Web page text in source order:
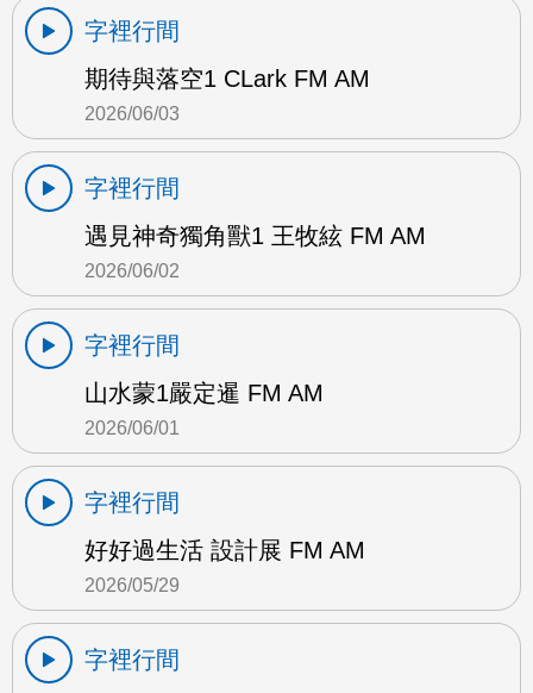
字裡行間
期待與落空1 CLark FM AM
2026/06/03
字裡行間
遇見神奇獨角獸1 王牧絃 FM AM
2026/06/02
字裡行間
山水蒙1嚴定暹 FM AM
2026/06/01
字裡行間
好好過生活 設計展 FM AM
2026/05/29
字裡行間